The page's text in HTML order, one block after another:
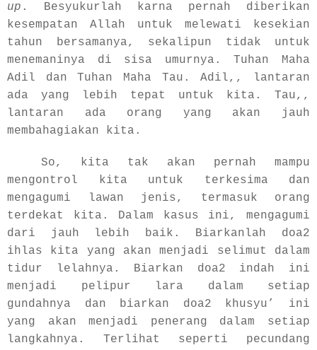
up . Besyukurlah karna pernah diberikan
kesempatan Allah untuk melewati kesekian
tahun bersamanya, sekalipun tidak untuk
menemaninya di sisa umurnya. Tuhan Maha
Adil dan Tuhan Maha Tau. Adil,, lantaran
ada yang lebih tepat untuk kita. Tau,,
lantaran ada orang yang akan jauh
membahagiakan kita.
So, kita tak akan pernah mampu
mengontrol kita untuk terkesima dan
mengagumi lawan jenis, termasuk orang
terdekat kita. Dalam kasus ini, mengagumi
dari jauh lebih baik. Biarkanlah doa2
ihlas kita yang akan menjadi selimut dalam
tidur lelahnya. Biarkan doa2 indah ini
menjadi pelipur lara dalam setiap
gundahnya dan biarkan doa2 khusyu’ ini
yang akan menjadi penerang dalam setiap
langkahnya. Terlihat seperti pecundang